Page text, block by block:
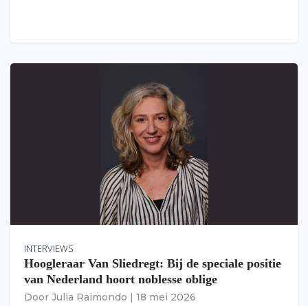
INTERVIEWS
Hoogleraar Van Sliedregt: Bij de speciale positie
van Nederland hoort noblesse oblige
Door Julia Raimondo 18 mei 2026